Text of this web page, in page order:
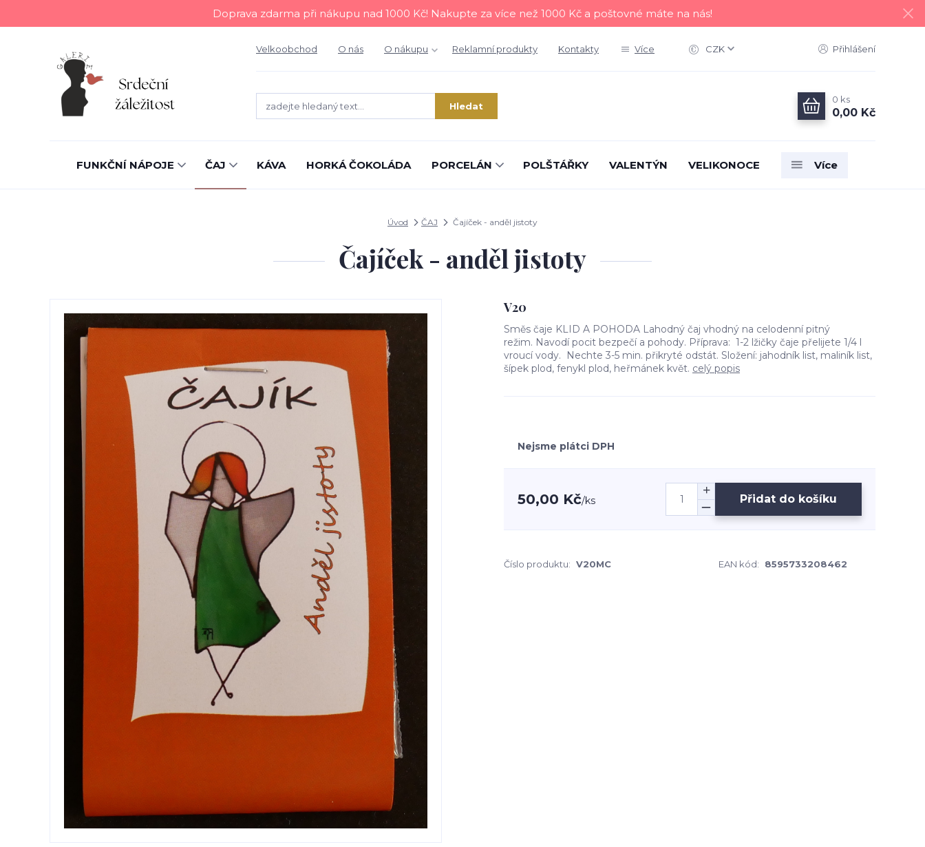
Doprava zdarma při nákupu nad 1000 Kč! Nakupte za více než 1000 Kč a poštovné máte na nás!
Velkoobchod O nás O nákupu Reklamní produkty Kontakty Více CZK Přihlášení
Hledat
0 ks
0,00 Kč
FUNKČNÍ NÁPOJE ČAJ KÁVA HORKÁ ČOKOLÁDA PORCELÁN POLŠTÁŘKY VALENTÝN VELIKONOCE Více
Úvod ČAJ Čajíček - anděl jistoty
Čajíček - anděl jistoty
V20
Směs čaje KLID A POHODA Lahodný čaj vhodný na celodenní pitný
režim. Navodí pocit bezpečí a pohody. Příprava: 1-2 lžičky čaje přelijete 1/4 l
vroucí vody. Nechte 3-5 min. přikryté odstát. Složení: jahodník list, maliník list,
šípek plod, fenykl plod, heřmánek květ. celý popis
Nejsme plátci DPH
50,00 Kč/ks Přidat do košíku
Číslo produktu: V20MC EAN kód: 8595733208462